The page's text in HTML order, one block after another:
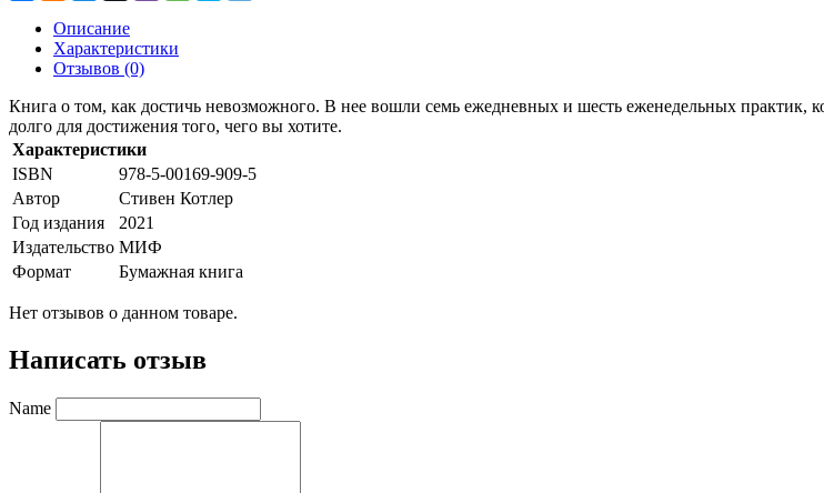
Описание
Характеристики
Отзывов (0)
Книга о том, как достичь невозможного. В нее вошли семь ежедневных и шесть еженедельных практик,
долго для достижения того, чего вы хотите.
Характеристики
ISBN
978-5-00169-909-5
Автор
Стивен Котлер
Год издания
2021
Издательство МИФ
Формат
Бумажная книга
Нет отзывов о данном товаре.
Написать отзыв
Name